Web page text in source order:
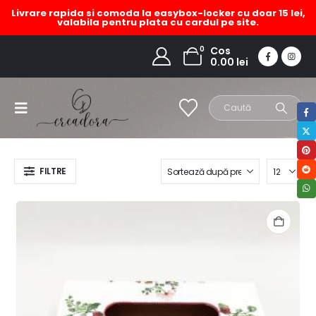
Livrare rapida si comoda la easybox-locker cu doar 15 lei,
valabila pentru plata cu cardul pe site.
0
Cos
0.00 lei
cutie din lemn decorata
FILTRE